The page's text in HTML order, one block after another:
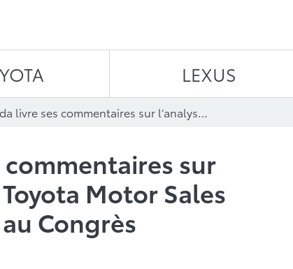
LEXUS
Toyota Canada livre ses commentaires sur l’analyse exhaustive de Toyota Motor Sales du témoignage Gilbert au Congrès américain
commentaires sur
Motor Sales
Congrès